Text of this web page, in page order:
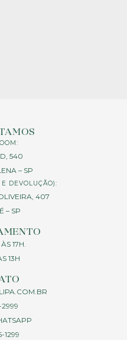
540
– SP
DEVOLUÇÃO):
407
– SP
17H.
13H
2999
1299